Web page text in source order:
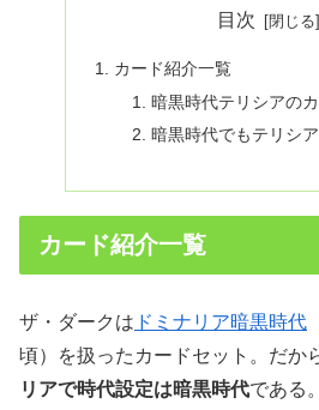
目次
カード紹介一覧
暗黒時代テリシアの
暗黒時代でもテリシ
カード紹介一覧
ザ・ダークは ドミナリア暗黒時代
頃）を扱ったカードセット。だか
リアで時代設定は暗黒時代である